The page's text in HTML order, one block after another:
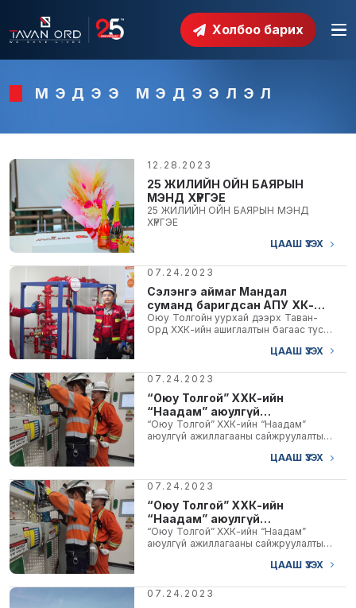
Холбоо барих
МЭДЭЭ МЭДЭЭЛЭЛ
12.28.2023
25 ЖИЛИЙН ОЙН БАЯРЫН
МЭНД ХҮРГЭЕ
25 ЖИЛИЙН ОЙН БАЯРЫН МЭНД
ХҮРГЭЕ
ЦААШ ҮЗЭХ
07.24.2023
Сэлэнгэ аймаг Мандал
суманд баригдсан АПУ ХК-
ийн Спирт бал бурам
үйлдвэрийн барилгад Таван-
Орд ХХК-аас 2016 онд...
Оюу Толгойн уурхай дээрх Таван-
Орд ХХК-ийн ашиглалтын багаас тус
ЦААШ ҮЗЭХ
07.24.2023
“Оюу Толгой” ХХК-ийн
“Наадам” аюулгүй
ажиллагааны сайжруулалтын
хөтөлбөрт...
“Оюу Толгой” ХХК-ийн “Наадам”
аюулгүй ажиллагааны сайжруулалтын
ЦААШ ҮЗЭХ
07.24.2023
“Оюу Толгой” ХХК-ийн
“Наадам” аюулгүй
ажиллагааны сайжруулалтын
хөтөлбөрт...
“Оюу Толгой” ХХК-ийн “Наадам”
аюулгүй ажиллагааны сайжруулалтын
ЦААШ ҮЗЭХ
07.24.2023